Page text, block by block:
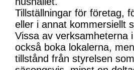
Tillställningar för företag,
eller i annat kommersiellt
Vissa av verksamheterna
också boka lokalerna,
tillstånd från styrelsen